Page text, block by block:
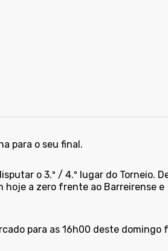
para o seu final.
o 3.º / 4.º lugar do Torneio.
hoje a zero frente ao Barreirense e
para as 16h00 deste domingo